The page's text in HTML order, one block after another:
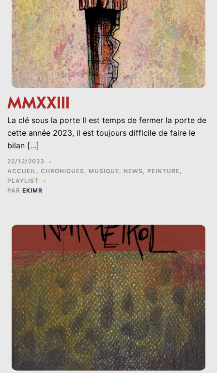
MMXXIII
La clé sous la porte Il est temps de fermer la porte de
cette année 2023, il est toujours difficile de faire le
bilan […]
22/12/2023
ACCUEIL, CHRONIQUES , MUSIQUE, NEWS , PEINTURE,
PLAYLIST
PAR EKIMR